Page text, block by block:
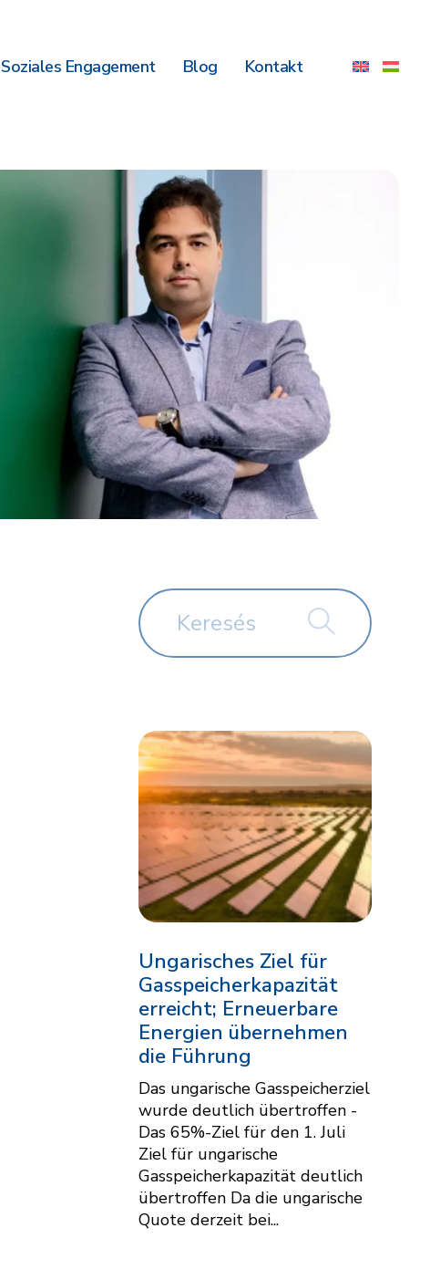
Soziales Engagement Blog Kontakt
Ungarisches Ziel für
Gasspeicherkapazität
erreicht; Erneuerbare
Energien übernehmen
die Führung
Das ungarische Gasspeicherziel
wurde deutlich übertroffen -
Das 65%-Ziel für den 1. Juli
Ziel für ungarische
Gasspeicherkapazität deutlich
übertroffen Da die ungarische
Quote derzeit bei...